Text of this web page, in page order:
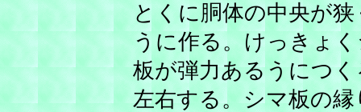
とくに胴体の中央が
うに作る。けっきょ
板が弾力あるうにつ
左右する。シマ板の